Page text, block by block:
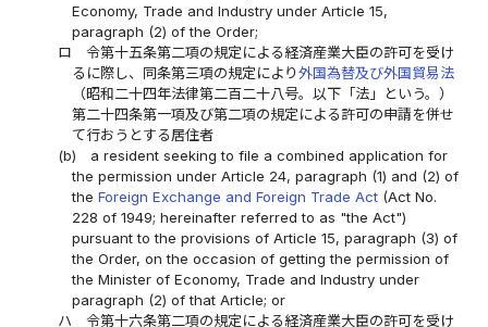
Economy, Trade and Industry under Article 15,
paragraph (2) of the Order;
ロ
令第十五条第二項の規定による経済産業大臣の許可を受け
るに際し、同条第三項の規定により外国為替及び外国貿易法
（昭和二十四年法律第二百二十八号。以下「法」という。）
第二十四条第一項及び第二項の規定による許可の申請を併せ
て行おうとする居住者
(b)
a resident seeking to file a combined application for
the permission under Article 24, paragraph (1) and (2) of
the Foreign Exchange and Foreign Trade Act(Act No.
228 of 1949; hereinafter referred to as "the Act")
pursuant to the provisions of Article 15, paragraph (3) of
the Order, on the occasion of getting the permission of
the Minister of Economy, Trade and Industry under
paragraph (2) of that Article; or
ハ
令第十六条第二項の規定による経済産業大臣の許可を受け